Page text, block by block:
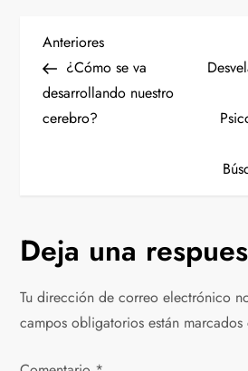
N
a
v
a
c
Entrada
anterior
Anteriores
¿Cómo se va
desarrollando nuestro
cerebro?
Deja una
Tu dirección de correo electrónico
campos obligatorios están marcados